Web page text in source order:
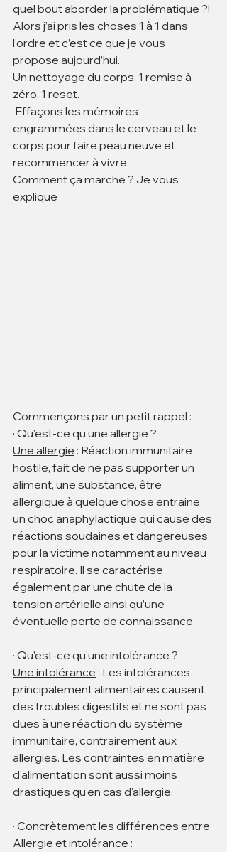
quel bout aborder la problématique ?!
Alors j’ai pris les choses 1 à 1 dans
l’ordre et c’est ce que je vous
propose aujourd’hui.
Un nettoyage du corps, 1 remise à
zéro, 1 reset.
engrammées dans le cerveau et le
corps pour faire peau neuve et
recommencer à vivre.
Comment ça marche ? Je vous
explique
Commençons par un petit rappel :
· Qu’est-ce qu’une allergie ?
Une allergie : Réaction immunitaire
hostile, fait de ne pas supporter un
aliment, une substance, être
allergique à quelque chose entraine
un choc anaphylactique qui cause des
réactions soudaines et dangereuses
pour la victime notamment au niveau
respiratoire. Il se caractérise
également par une chute de la
tension artérielle ainsi qu’une
éventuelle perte de connaissance.
· Qu’est-ce qu’une intolérance ?
Une intolérance : Les intolérances
principalement alimentaires causent
des troubles digestifs et ne sont pas
dues à une réaction du système
immunitaire, contrairement aux
allergies. Les contraintes en matière
d'alimentation sont aussi moins
drastiques qu’en cas d'allergie.
· Concrètement les différences entre
Allergie et intolérance :